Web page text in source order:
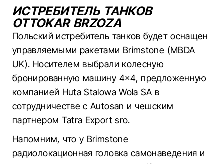
ИСТРЕБИТЕЛЬ ТАНКОВ
OTTOKAR BRZOZA
Польский истребитель танков будет оснащен
управляемыми ракетами Brimstone (MBDA
UK). Носителем выбрали колесную
бронированную машину 4×4, предложенную
компанией Huta Stalowa Wola SA в
сотрудничестве с Autosan и чешским
партнером Tatra Export sro.
Напомним, что у Brimstone
радиолокационная головка самонаведения и